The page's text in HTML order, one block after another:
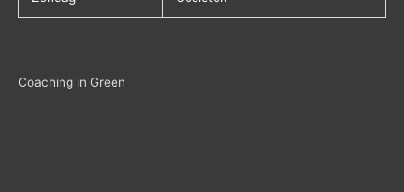
Coaching in Green